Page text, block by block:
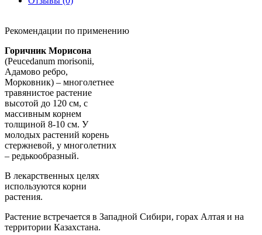
Рекомендации по применению
Горичник Морисона
(Peucedanum morisonii,
Адамово ребро,
Морковник) – многолетнее
травянистое растение
высотой до 120 см, с
массивным корнем
толщиной 8-10 см. У
молодых растений корень
стержневой, у многолетних
– редькообразный.
В лекарственных целях
используются корни
растения.
Растение встречается в Западной Сибири, горах Алтая и на
территории Казахстана.